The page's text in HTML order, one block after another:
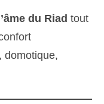
du Riad tout
domotique,